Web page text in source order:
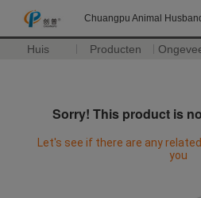
Chuangpu Animal
Huis Producten
Sorry! This product is
Let's see if there are any
you